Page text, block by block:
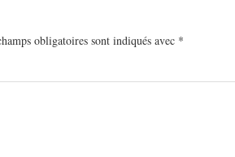
obligatoires sont indiqués avec *